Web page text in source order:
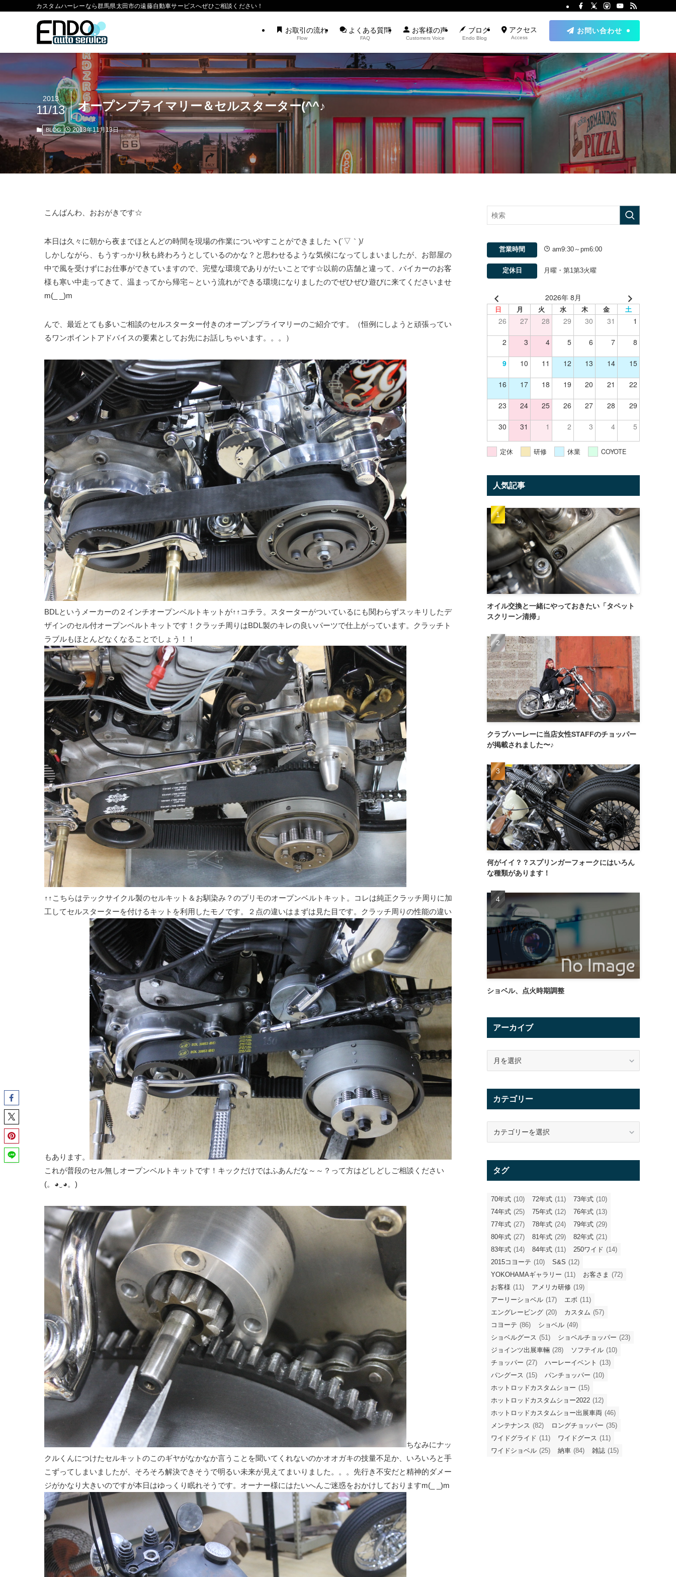
カスタムハーレーなら群馬県太田市の遠藤自動車サービスへぜひご相談ください！
お取引の流れ
Flow
よくある質問
FAQ
お客様の声
Customers Voice
ブログ
Endo Blog
アクセス
Access
お問い合わせ
オープンプライマリー＆セルスターター(^^♪
2013
11/13
BLOG 2013年11月13日
こんばんわ、おおがきです☆
本日は久々に朝から夜までほとんどの時間を現場の作業についやすことができましたヽ(´▽｀)/
しかしながら、もうすっかり秋も終わろうとしているのかな？と思わせるような気候になってしまいましたが、お部屋の
中で風を受けずにお仕事ができていますので、完璧な環境でありがたいことです☆以前の店舗と違って、バイカーのお客
様も寒い中走ってきて、温まってから帰宅～という流れができる環境になりましたのでぜひぜひ遊びに来てくださいませ
m(_ _)m
んで、最近とても多いご相談のセルスターター付きのオープンプライマリーのご紹介です。（恒例にしようと頑張ってい
るワンポイントアドバイスの要素としてお先にお話しちゃいます。。。）
BDLというメーカーの２インチオープンベルトキットが↑↑コチラ。スターターがついているにも関わらずスッキリしたデ
ザインのセル付オープンベルトキットです！クラッチ周りはBDL製のキレの良いパーツで仕上がっています。クラッチト
ラブルもほとんどなくなることでしょう！！
↑↑こちらはテックサイクル製のセルキット＆お馴染み？のプリモのオープンベルトキット。コレは純正クラッチ周りに加
工してセルスターターを付けるキットを利用したモノです。２点の違いはまずは見た目です。クラッチ周りの性能の違い
もあります。
これが普段のセル無しオープンベルトキットです！キックだけではふあんだな～～？って方はどしどしご相談ください
(。◕‿◕。)
ちなみにナッ
クルくんにつけたセルキットのこのギヤがなかなか言うことを聞いてくれないのかオオガキの技量不足か、いろいろと手
こずってしまいましたが、そろそろ解決できそうで明るい未来が見えてまいりました。。。先行き不安だと精神的ダメー
ジがかなり大きいのですが本日はゆっくり眠れそうです。オーナー様にはたいへんご迷惑をおかけしておりますm(_ _)m
営業時間 am9:30～pm6:00
定休日 月曜・第1第3火曜
2026年 8月
日 月 火 水 木 金 土
26 27 28 29 30 31 1
2 3 4 5 6 7 8
9 10 11 12 13 14 15
16 17 18 19 20 21 22
23 24 25 26 27 28 29
30 31 1 2 3 4 5
定休 研修 休業 COYOTE
人気記事
オイル交換と一緒にやっておきたい「タペット
スクリーン清掃」
クラブハーレーに当店女性STAFFのチョッパー
が掲載されました〜♪
何がイイ？？スプリンガーフォークにはいろん
な種類があります！
ショベル、点火時期調整
アーカイブ
イ
カテゴリー
リ
タグ
70年式 (10) 72年式 (11) 73年式 (10)
74年式 (25) 75年式 (12) 76年式 (13)
77年式 (27) 78年式 (24) 79年式 (29)
80年式 (27) 81年式 (29) 82年式 (21)
83年式 (14) 84年式 (11) 250ワイド (14)
2015コヨーテ (10) S&S (12)
YOKOHAMAギャラリー (11) お客さま (72)
お客様 (11) アメリカ研修 (19)
アーリーショベル (17) エボ (11)
エングレービング (20) カスタム (57)
コヨーテ (86) ショベル (49)
ショベルグース (51) ショベルチョッパー (23)
ジョインツ出展車輛 (28) ソフテイル (10)
チョッパー (27) ハーレーイベント (13)
パングース (15) パンチョッパー (10)
ホットロッドカスタムショー (15)
ホットロッドカスタムショー2022 (12)
ホットロッドカスタムショー出展車両 (46)
メンテナンス (82) ロングチョッパー (35)
ワイドグライド (11) ワイドグース (11)
ワイドショベル (25) 納車 (84) 雑誌 (15)